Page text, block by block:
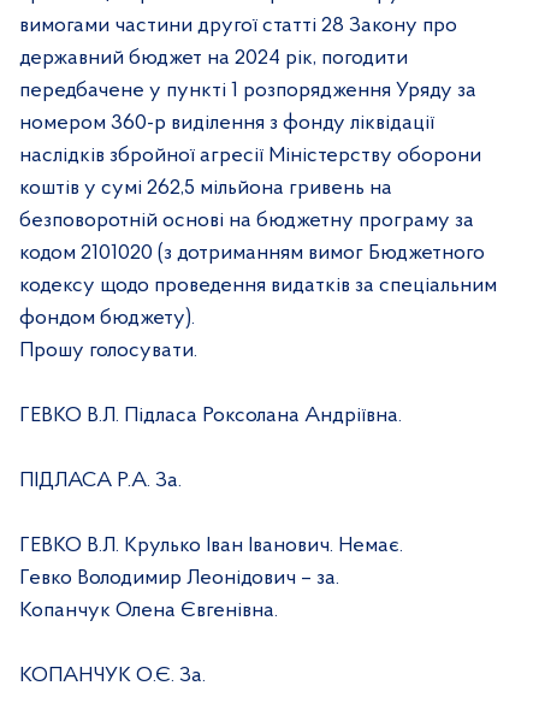
вимогами частини другої статті 28 Закону про
державний бюджет на 2024 рік, погодити
передбачене у пункті 1 розпорядження Уряду за
номером 360-р виділення з фонду ліквідації
наслідків збройної агресії Міністерству оборони
коштів у сумі 262,5 мільйона гривень на
безповоротній основі на бюджетну програму за
кодом 2101020 (з дотриманням вимог Бюджетного
кодексу щодо проведення видатків за спеціальним
фондом бюджету).
Прошу голосувати.
ГЕВКО В.Л. Підласа Роксолана Андріївна.
ПІДЛАСА Р.А. За.
ГЕВКО В.Л. Крулько Іван Іванович. Немає.
Гевко Володимир Леонідович – за.
Копанчук Олена Євгенівна.
КОПАНЧУК О.Є. За.